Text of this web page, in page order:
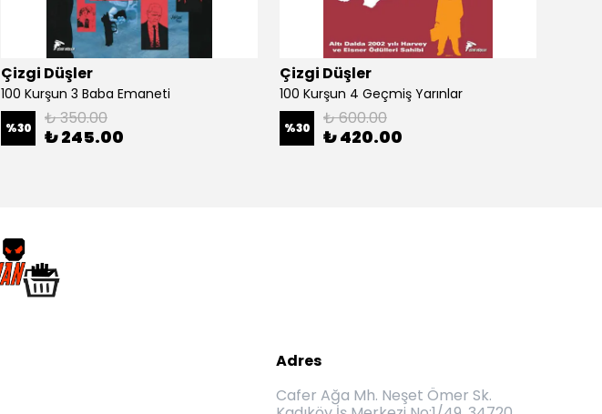
Çizgi Düşler
100 Kurşun 3 Baba Emaneti
%30 ₺ 350.00
₺ 245.00
Çizgi Düşler
100 Kurşun 4 Geçmiş Yarınlar
%30 ₺ 600.00
₺ 420.00
Adres
Cafer Ağa Mh. Neşet Ömer Sk.